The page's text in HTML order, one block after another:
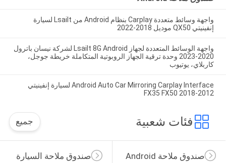
واجهة وسائط متعددة Carplay بنظام Android من Lsailt لسيارة
إنفينيتي QX50 موديل 2018-2022
واجهة الوسائط المتعددة لجهاز Lsailt 8G Android لشركة نيسان باترول
2020-2023 وحدة ترقية الجهاز الروبوتية المتكاملة خريطة جوجل،
كاربلاي، يوتيوب
Android Auto Car Mirroring Carplay Interface لسيارة إنفينيتي
2012-2018 FX35 FX50
فئات شعبية جميع
صندوق ملاحة السيارة صندوق ملاحة Android